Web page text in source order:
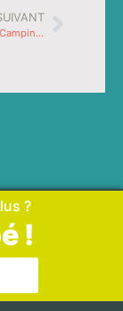
Business Test : Campings – Évaluez votre présence sur le web
?
!